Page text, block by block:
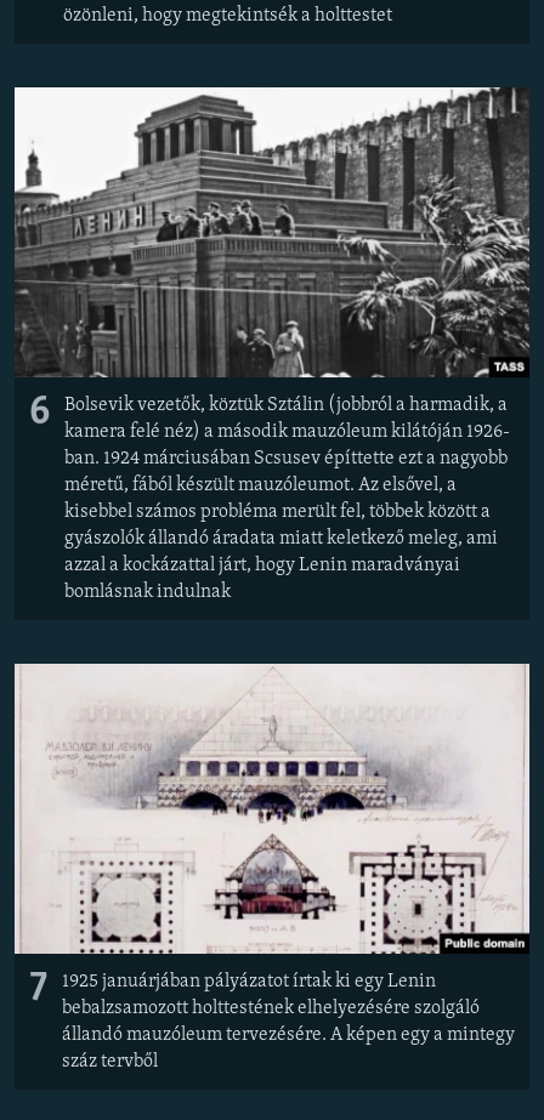
özönleni, hogy megtekintsék a holttestet
6
Bolsevik vezetők, köztük Sztálin (jobbról a harmadik, a
kamera felé néz) a második mauzóleum kilátóján 1926-
ban. 1924 márciusában Scsusev építtette ezt a nagyobb
méretű, fából készült mauzóleumot. Az elsővel, a
kisebbel számos probléma merült fel, többek között a
gyászolók állandó áradata miatt keletkező meleg, ami
azzal a kockázattal járt, hogy Lenin maradványai
bomlásnak indulnak
7
1925 januárjában pályázatot írtak ki egy Lenin
bebalzsamozott holttestének elhelyezésére szolgáló
állandó mauzóleum tervezésére. A képen egy a mintegy
száz tervből